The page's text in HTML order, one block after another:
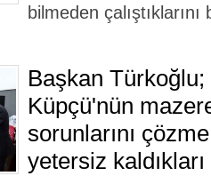
bilmeden
Başkan Türkoğlu;
Küpçü'nün
sorunlarını
yetersiz